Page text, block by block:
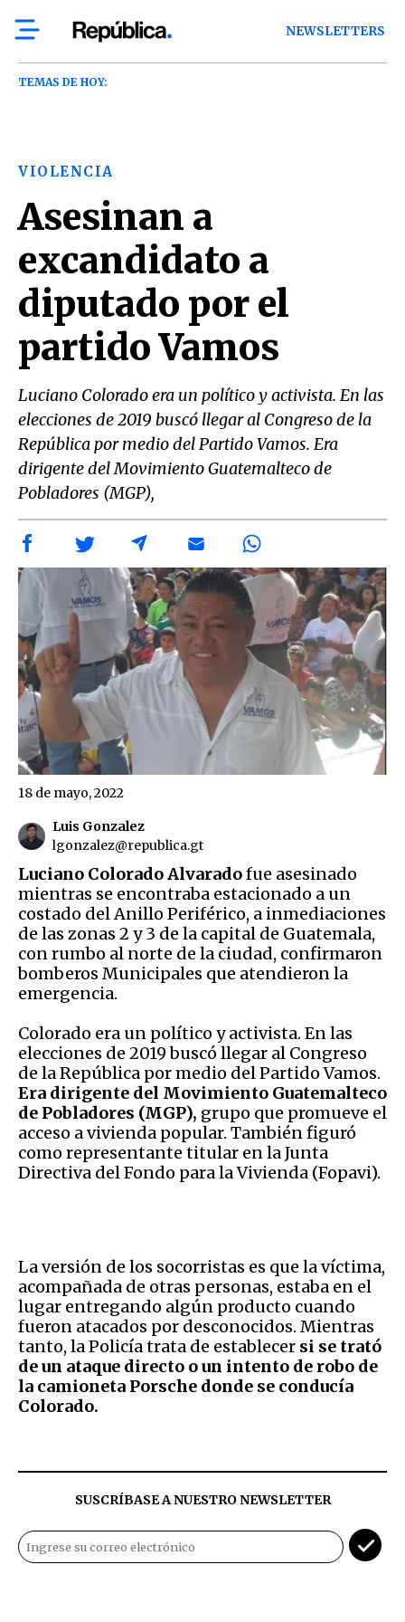
NEWSLETTERS
TEMAS DE HOY:
VIOLENCIA
Asesinan a
excandidato a
diputado por el
partido Vamos
Luciano Colorado era un político y activista. En las
elecciones de 2019 buscó llegar al Congreso de la
República por medio del Partido Vamos. Era
dirigente del Movimiento Guatemalteco de
Pobladores (MGP),
Luis Gonzalez
lgonzalez@republica.gt
18 de mayo, 2022
Luciano Colorado Alvaradofue asesinado
mientras se encontraba estacionado a un
costado del Anillo Periférico, a inmediaciones
de las zonas 2 y 3 de la capital de Guatemala,
con rumbo al norte de la ciudad, confirmaron
bomberos Municipales que atendieron la
emergencia.
Colorado era un político y activista. En las
elecciones de 2019 buscó llegar al Congreso
de la República por medio del Partido Vamos.
Era dirigente del Movimiento Guatemalteco
de Pobladores (MGP), grupo que promueve el
acceso a vivienda popular. También figuró
como representante titular en la Junta
Directiva del Fondo para la Vivienda (Fopavi).
La versión de los socorristas es que la víctima,
acompañada de otras personas, estaba en el
lugar entregando algún producto cuando
fueron atacados por desconocidos. Mientras
tanto, la Policía trata de establecer si se trató
de un ataque directo o un intento de robo de
la camioneta Porsche donde se conducía
Colorado.
SUSCRÍBASE A NUESTRO NEWSLETTER